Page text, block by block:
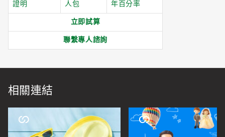
證明
人包
年百分率
立即試算
聯繫專人諮詢
相關連結